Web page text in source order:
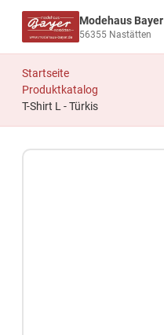
Modehaus Bayer
56355 Nastätten
Startseite
Produktkatalog
T-Shirt L - Türkis